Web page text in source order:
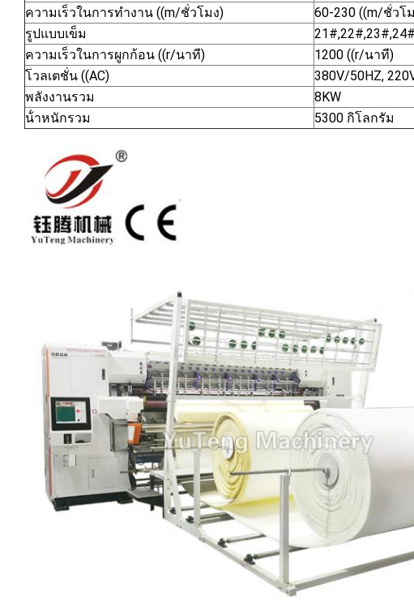
ความเร็วในการทํางาน ((m/ชั่วโมง)
60-230 ((m/ชั่วโ
รูปแบบเข็ม
21#,22#,23#,24#
ความเร็วในการผูกก้อน ((r/นาที)
1200 ((r/นาที)
โวลเตชั่น ((AC)
380V/50HZ,
พลังงานรวม
8KW
น้ําหนักรวม
5300 กิโลกรัม